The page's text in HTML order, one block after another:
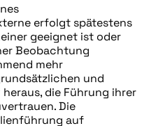
erfolgt spätestens
geeignet ist oder
Beobachtung
mehr
und
die Führung ihrer
Die
auf